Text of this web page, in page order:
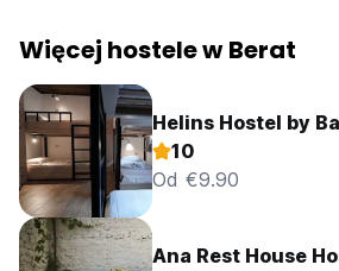
Więcej hostele w Berat
Helins Hostel by
10
Od €9.90
Ana Rest House